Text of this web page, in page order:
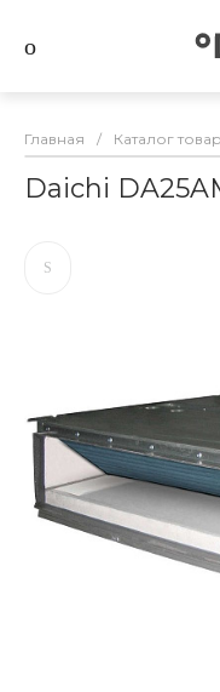
Главная / Каталог
Daichi